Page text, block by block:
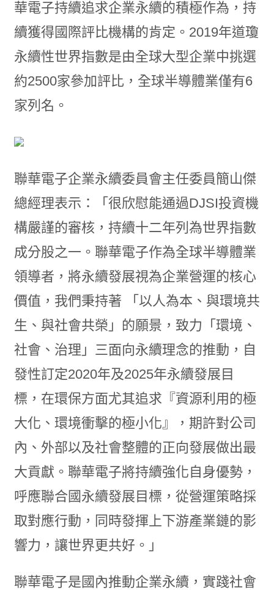
華電子持續追求企業永續的積極作為，持
續獲得國際評比機構的肯定。2019年道瓊
永續性世界指數是由全球大型企業中挑選
約2500家參加評比，全球半導體業僅有6
家列名。
聯華電子企業永續委員會主任委員簡山傑
總經理表示：「很欣慰能通過DJSI投資機
構嚴謹的審核，持續十二年列為世界指數
成分股之一。聯華電子作為全球半導體業
領導者，將永續發展視為企業營運的核心
價值，我們秉持著 「以人為本、與環境共
生、與社會共榮」的願景，致力「環境、
社會、治理」三面向永續理念的推動，自
發性訂定2020年及2025年永續發展目
標，在環保方面尤其追求『資源利用的極
大化、環境衝擊的極小化』，期許對公司
內、外部以及社會整體的正向發展做出最
大貢獻。聯華電子將持續強化自身優勢，
呼應聯合國永續發展目標，從營運策略採
取對應行動，同時發揮上下游產業鏈的影
響力，讓世界更共好。」
聯華電子是國內推動企業永續，實踐社會